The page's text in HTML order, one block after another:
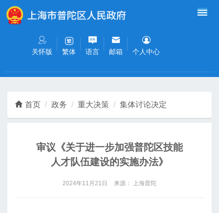
无障碍操作说明
关怀版 繁体 语言 邮箱 个人中心
首页 政务 重大决策 集体讨论决定
审议《关于进一步加强普陀区技能
人才队伍建设的实施办法》
2024年11月21日 来源： 上海普陀